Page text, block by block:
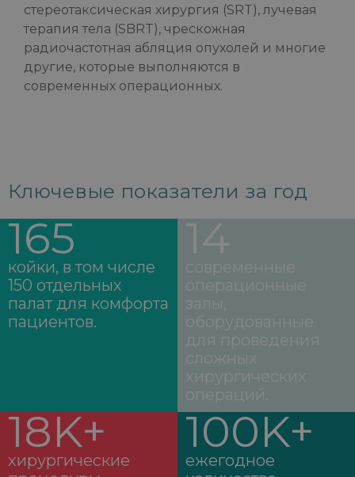
стереотаксическая хирургия (SRT), лучевая
терапия тела (SBRT), чрескожная
радиочастотная абляция опухолей и многие
другие, которые выполняются в
современных операционных.
Ключевые показатели за год
165
койки, в том числе
150 отдельных
палат для комфорта
пациентов.
14
современные
операционные
залы,
оборудованные
для проведения
сложных
хирургических
операций.
18K+
хирургические
100K+
ежегодное